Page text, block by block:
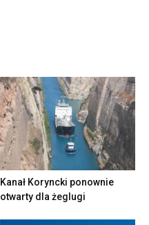
Kanał Koryncki ponownie
otwarty dla żeglugi